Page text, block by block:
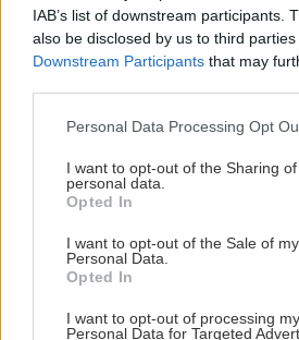
IAB’s list of downstream participants.
also be disclosed by us to third
Downstream Participants that may
Please note that this website/app
not limited to your visit or usage
grant or deny consent to Google and
use your data for below specified
consent section.
Personal Data Processing Opt
I want to opt-out of the Sharing
personal data.
Opted In
I want to opt-out of the Sale of my
Personal Data.
Opted In
I want to opt-out of processing my
Personal Data for Targeted
Chcete dominantu interiéru,
Vyrobte si takéto masívne
orechové svietidlo